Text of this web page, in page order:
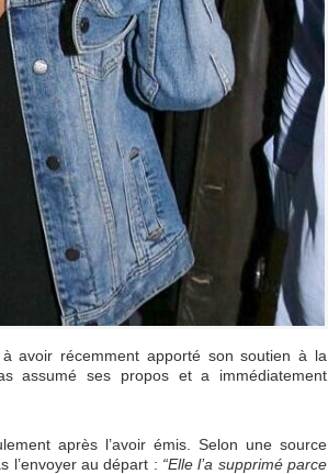
avoir récemment apporté son soutien à la
assumé ses propos et a immédiatement
après l’avoir émis. Selon une source
l’envoyer au départ : “Elle l’a supprimé parce